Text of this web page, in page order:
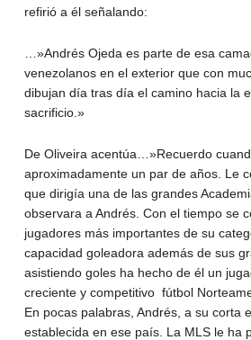
refirió a él señalando:
…»Andrés Ojeda es parte de esa
venezolanos en el exterior que con
dibujan día tras día el camino hacia la
sacrificio.»
De Oliveira acentúa…»Recuerdo
aproximadamente un par de años. Le
que dirigía una de las grandes
observara a Andrés. Con el tiempo se
jugadores más importantes de su
capacidad goleadora además de sus
asistiendo goles ha hecho de él un
creciente y competitivo fútbol
En pocas palabras, Andrés, a su corta
establecida en ese país. La MLS le ha